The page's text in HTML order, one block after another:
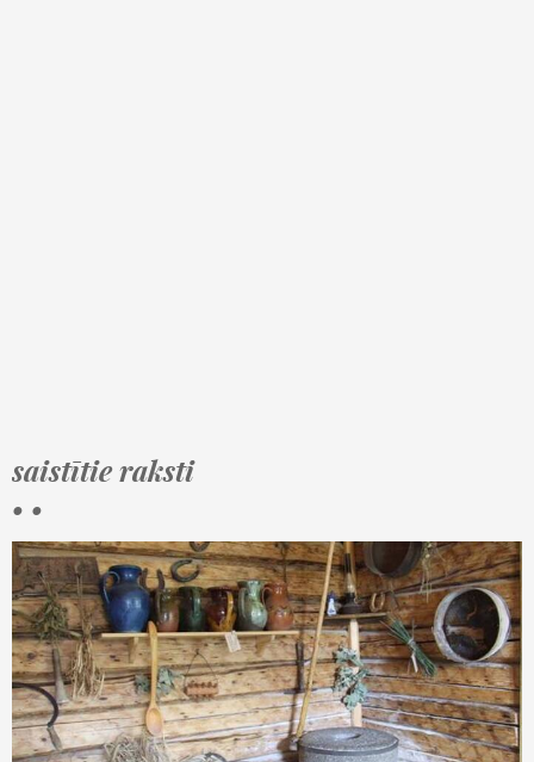
saistītie raksti
• •